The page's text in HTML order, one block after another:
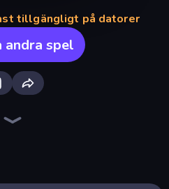
tillgängligt på datorer
andra spel